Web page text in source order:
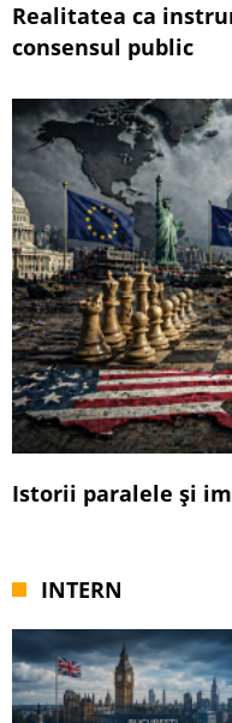
Realitatea ca
consensul public
Istorii paralele și
INTERN